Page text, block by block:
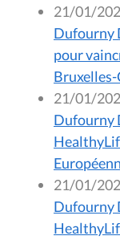
21/01/
Dufourny
pour
21/01/
Dufourny
21/01/
Dufourny